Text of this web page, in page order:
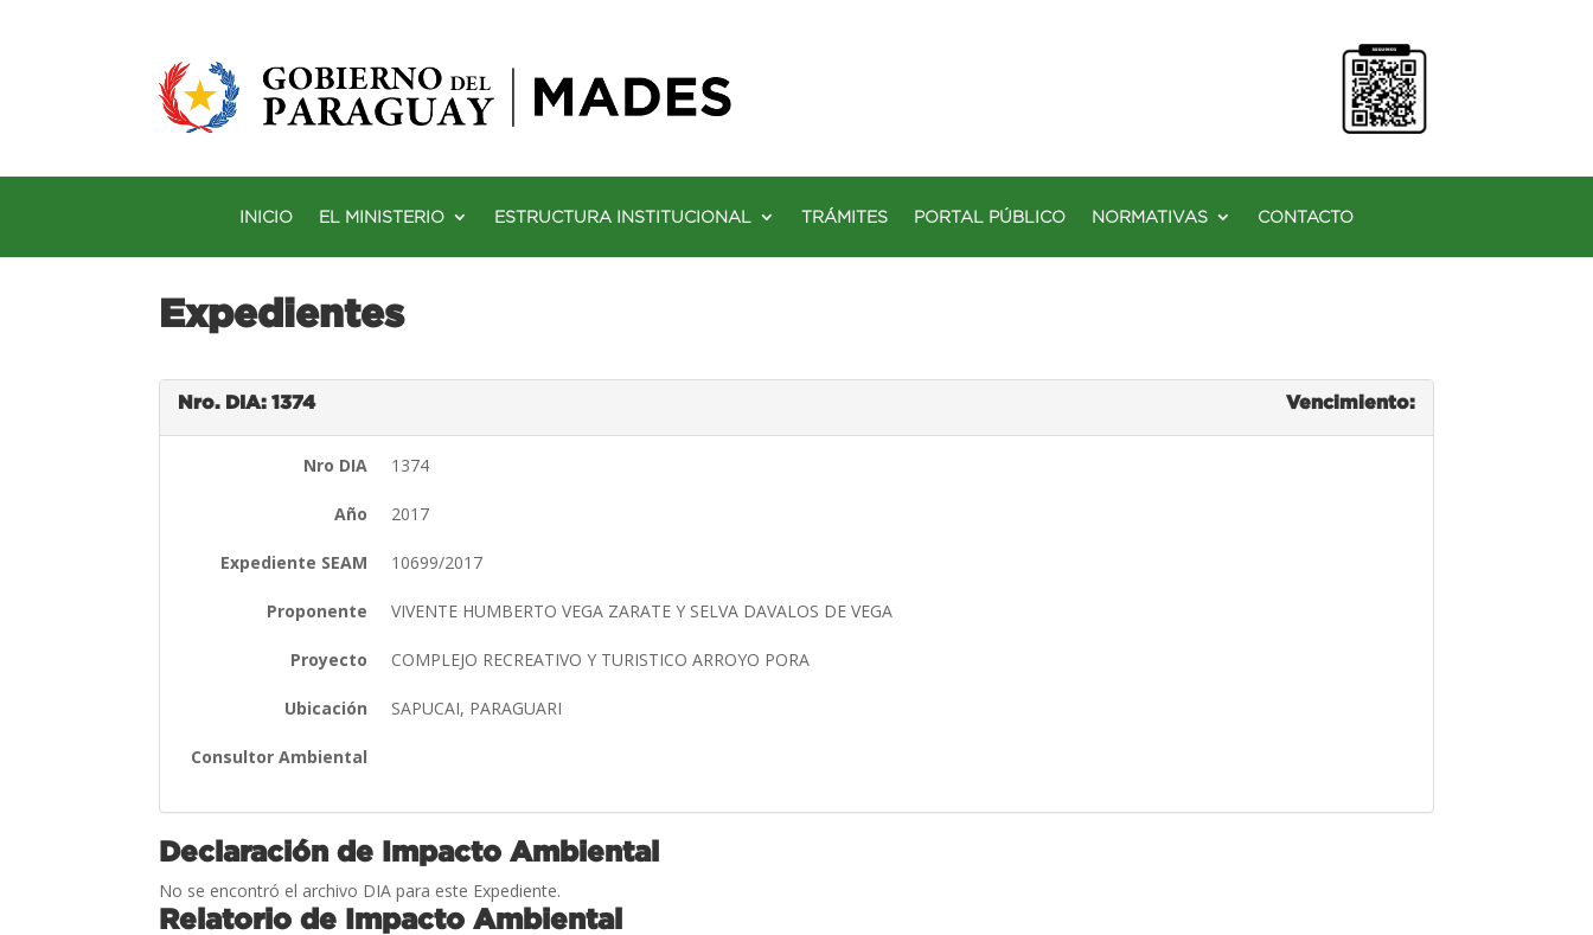
INICIO EL MINISTERIO ESTRUCTURA INSTITUCIONAL TRÁMITES PORTAL PÚBLICO NORMATIVAS CONTACTO
Expedientes
Nro. DIA: 1374 Vencimiento:
Nro DIA 1374
Año 2017
Expediente SEAM 10699/2017
Proponente VIVENTE HUMBERTO VEGA ZARATE Y SELVA DAVALOS DE VEGA
Proyecto COMPLEJO RECREATIVO Y TURISTICO ARROYO PORA
Ubicación SAPUCAI, PARAGUARI
Consultor Ambiental
Declaración de Impacto Ambiental
No se encontró el archivo DIA para este Expediente.
Relatorio de Impacto Ambiental